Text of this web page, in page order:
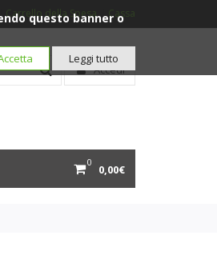
Carrello della Spesa Cassa
Accedi
0
0,00€
questo banner o
Leggi tutto